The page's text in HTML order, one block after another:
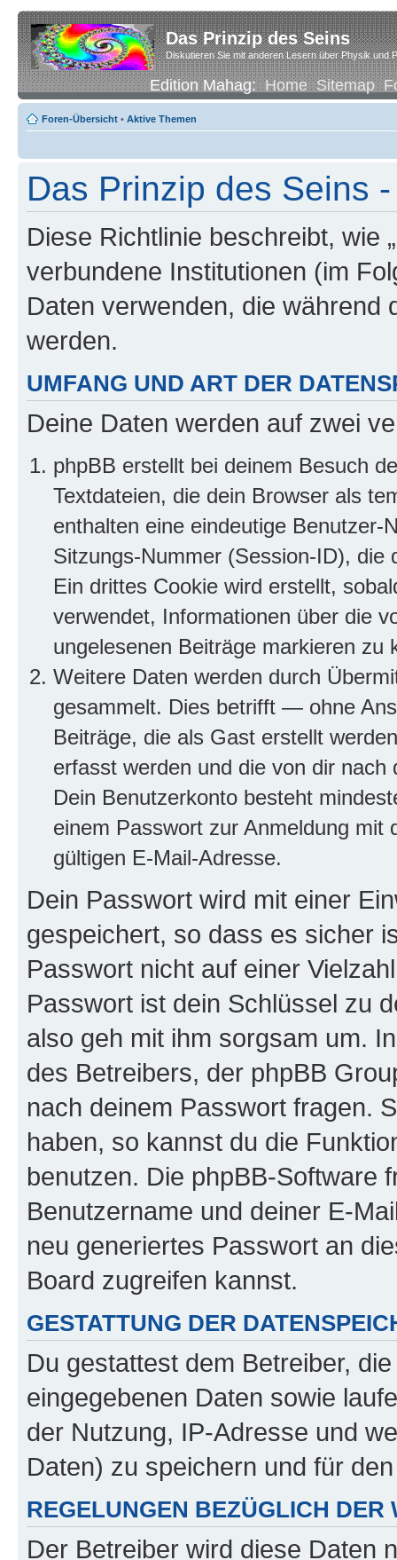
Das Prinzip des Seins
Diskutieren Sie mit anderen Lesern über Physik und
Edition Mahag:Home Sitemap
Foren-Übersicht • Aktive Themen
Das Prinzip des Seins
Diese Richtlinie beschreibt, wie
verbundene Institutionen (im
Daten verwenden, die während
werden.
UMFANG UND ART DER
Deine Daten werden auf zwei
phpBB erstellt bei deinem Besuch
Textdateien, die dein Browser als
enthalten eine eindeutige
Sitzungs-Nummer (Session-ID), die
Ein drittes Cookie wird erstellt,
verwendet, Informationen über die
ungelesenen Beiträge markieren zu
Weitere Daten werden durch
gesammelt. Dies betrifft — ohne
Beiträge, die als Gast erstellt
erfasst werden und die von dir
Dein Benutzerkonto besteht
einem Passwort zur Anmeldung mit
gültigen E-Mail-Adresse.
Dein Passwort wird mit einer
gespeichert, so dass es sicher
Passwort nicht auf einer
Passwort ist dein Schlüssel zu
also geh mit ihm sorgsam um.
des Betreibers, der phpBB
nach deinem Passwort fragen.
haben, so kannst du die
benutzen. Die phpBB-Software
Benutzername und deiner E-
neu generiertes Passwort an
Board zugreifen kannst.
GESTATTUNG DER
Du gestattest dem Betreiber,
eingegebenen Daten sowie
der Nutzung, IP-Adresse und
Daten) zu speichern und für
REGELUNGEN BEZÜGLICH DER
Der Betreiber wird diese Daten